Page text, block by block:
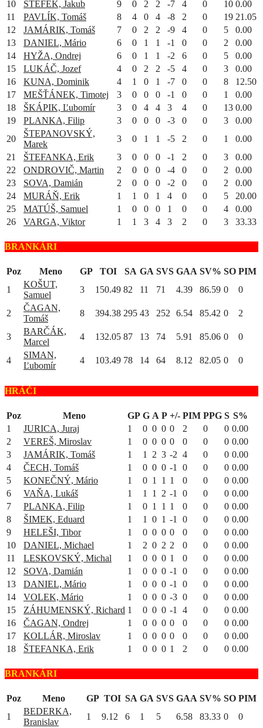
10 ŠTEFEK, Jakub 9 0 2 2 -7 4 0 10 0.00
11
PAVLÍK, Tomáš 8 4 0 4 -8 2 0 19 21.05
12
JAMÁRIK, Tomáš 7 0 2 2 -9 4 0 5
0.00
13
DANIEL, Mário 6 0 1 1 -1 0 0 2
0.00
14
HYŽA, Ondrej 6 0 1 1 -2 6 0 5
0.00
15
LUKÁČ, Jozef 4 0 2 2 -5 4 0 3
0.00
16
KUNA, Dominik 4 1 0 1 -7 0 0 8
12.50
17
MEŠŤÁNEK, Timotej 3 0 0 0 -1 0 0 1
0.00
18
ŠKÁPIK, Ľubomír 3 0 4 4 3 4 0 13 0.00
19
PLANKA, Filip 3 0 0 0 -3 0 0 3
0.00
20
ŠTEPANOVSKÝ,
Marek
3 0 1 1 -5 2 0 1
0.00
21
ŠTEFANKA, Erik 3 0 0 0 -1 2 0 3
0.00
22
ONDROVIČ, Martin 2 0 0 0 -4 0 0 2
0.00
23
SOVA, Damián 2 0 0 0 -2 0 0 2
0.00
24
MURÁŇ, Erik 1 1 0 1 4 0 0 5
20.00
25
MATÚŠ, Samuel 1 0 0 0 1 0 0 4
0.00
26
VARGA, Viktor 1 1 3 4 3 2 0 3 33.33
BRANKÁRI
Poz Meno GP TOI SA GA SVS GAA SV% SO PIM
1
KOŠUT,
Samuel
3 150.49 82 11 71 4.39 86.59 0 0
2
ČAGAN,
Tomáš
8 394.38 295 43 252 6.54 85.42 0 2
3
BARČÁK,
Marcel
4 132.05 87 13 74 5.91 85.06 0 0
4
SIMAN,
Ľubomír
4 103.49 78 14 64 8.12 82.05 0 0
HRÁČI
Poz Meno GP G A P +/- PIM PPG S S%
1
JURICA, Juraj 1 0 0 0 0 2 0 0 0.00
2
VEREŠ, Miroslav 1 0 0 0 0 0 0 0 0.00
3
JAMÁRIK, Tomáš 1 1 2 3 -2 4 0 0 0.00
4
ČECH, Tomáš 1 0 0 0 -1 0 0 0 0.00
5
KONEČNÝ, Mário 1 0 1 1 1 0 0 0 0.00
6
VAŇA, Lukáš 1 1 1 2 -1 0 0 0 0.00
7
PLANKA, Filip 1 0 1 1 1 0 0 0 0.00
8
ŠIMEK, Eduard 1 1 0 1 -1 0 0 0 0.00
9
HELEŠI, Tibor 1 0 0 0 0 0 0 0 0.00
10
DANIEL, Michael 1 2 0 2 2 0 0 0 0.00
11
LESKOVSKÝ, Michal 1 0 0 0 1 0 0 0 0.00
12
SOVA, Damián 1 0 0 0 -1 0 0 0 0.00
13
DANIEL, Mário 1 0 0 0 -1 0 0 0 0.00
14
VOLEK, Mário 1 0 0 0 -3 0 0 0 0.00
15
ZÁHUMENSKÝ, Richard 1 0 0 0 -1 4 0 0 0.00
16
ČAGAN, Ondrej 1 0 0 0 0 0 0 0 0.00
17
KOLLÁR, Miroslav 1 0 0 0 0 0 0 0 0.00
18
ŠTEFANKA, Erik 1 0 0 0 1 2 0 0 0.00
BRANKÁRI
Poz Meno GP TOI SA GA SVS GAA SV% SO PIM
1
BEDERKA,
Branislav
1 9.12 6 1 5 6.58 83.33 0 0